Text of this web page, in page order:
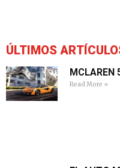
ÚLTIMOS
MCLAREN
Read More »